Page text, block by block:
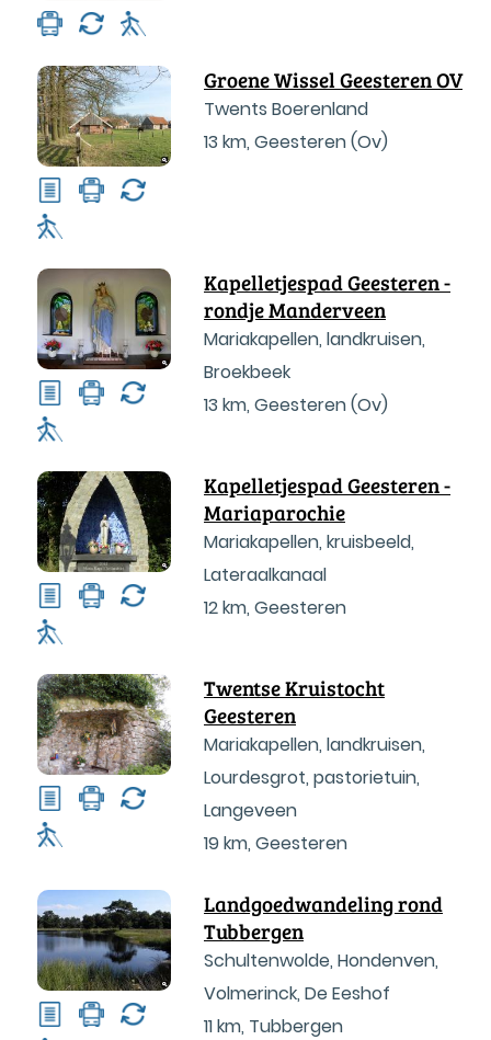
Groene Wissel Geesteren OV
Twents Boerenland
13 km, Geesteren (Ov)
Kapelletjespad Geesteren -
rondje Manderveen
Mariakapellen, landkruisen,
Broekbeek
13 km, Geesteren (Ov)
Kapelletjespad Geesteren -
Mariaparochie
Mariakapellen, kruisbeeld,
Lateraalkanaal
12 km, Geesteren
Twentse Kruistocht
Geesteren
Mariakapellen, landkruisen,
Lourdesgrot, pastorietuin,
Langeveen
19 km, Geesteren
Landgoedwandeling rond
Tubbergen
Schultenwolde, Hondenven,
Volmerinck, De Eeshof
11 km, Tubbergen